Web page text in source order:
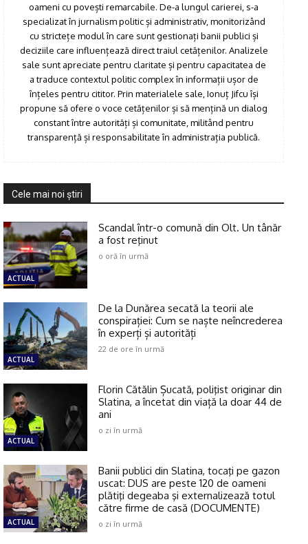
oameni cu povești remarcabile. De-a lungul carierei, s-a
specializat în jurnalism politic și administrativ, monitorizând
cu strictețe modul în care sunt gestionați banii publici și
deciziile care influențează direct traiul cetățenilor. Analizele
sale sunt apreciate pentru claritate și pentru capacitatea de
a traduce contextul politic complex în informații ușor de
înțeles pentru cititor. Prin materialele sale, Ionuț Jifcu își
propune să ofere o voce cetățenilor și să mențină un dialog
constant între autorități și comunitate, militând pentru
transparență și responsabilitate în administrația publică.
Cele mai noi ştiri
ACTUAL
Scandal într-o comună din Olt. Un tânăr
a fost reţinut
o oră în urmă
ACTUAL
De la Dunărea secată la teorii ale
conspirației: Cum se naște neîncrederea
în experți și autorități
22 de ore în urmă
ACTUAL
Florin Cătălin Șucată, poliţist originar din
Slatina, a încetat din viață la doar 44 de
ani
o zi în urmă
ACTUAL
Banii publici din Slatina, tocaţi pe gazon
uscat: DUS are peste 120 de oameni
plătiţi degeaba şi externalizează totul
către firme de casă (DOCUMENTE)
o zi în urmă